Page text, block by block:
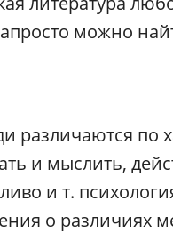
можно
различаются по
и мыслить,
и т.
о различиях